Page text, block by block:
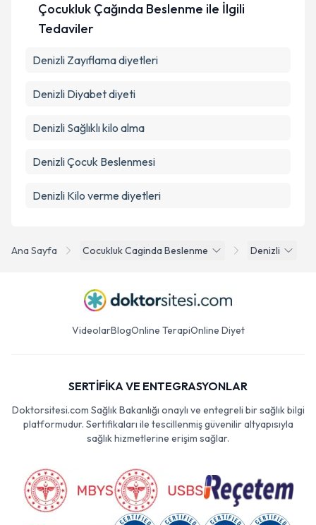
Ana Sayfa Cocukluk Caginda Beslenme Denizli
Çocukluk Çağında Beslenme ile İlgili
Tedaviler
Denizli Zayıflama diyetleri
Denizli Diyabet diyeti
Denizli Sağlıklı kilo alma
Denizli Çocuk Beslenmesi
Denizli Kilo verme diyetleri
VideolarBlogOnline TerapiOnline Diyet
SERTİFİKA VE ENTEGRASYONLAR
Doktorsitesi.com Sağlık Bakanlığı onaylı ve entegreli bir sağlık bilgi
platformudur. Sertifikaları ile tescillenmiş güvenilir altyapısıyla
sağlık hizmetlerine erişim sağlar.